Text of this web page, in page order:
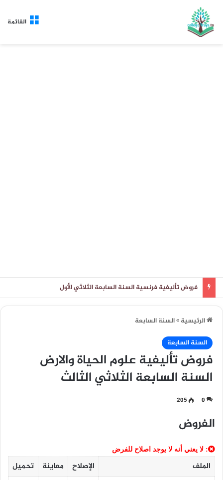
القائمة
فروض تأليفية فرنسية السنة السابعة الثلاثي الأول
الرئيسية»السنة السابعة
السنة السابعة
فروض تأليفية علوم الحياة والارض
السنة السابعة الثلاثي الثالث
0
205
الفروض
: لا يعني أنه لا يوجد اصلاح للفرض
الملف الإصلاح معاينة
تحميل